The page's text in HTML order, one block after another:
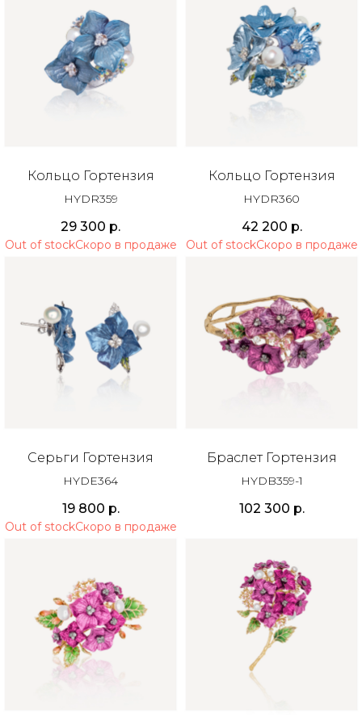
Кольцо Гортензия
HYDR359
29 300 р.
Out of stock
Кольцо Гортензия
HYDR360
42 200 р.
Out of stock
Серьги Гортензия
HYDE364
19 800 р.
Out of stock
Браслет Гортензия
HYDB359-1
102 300 р.